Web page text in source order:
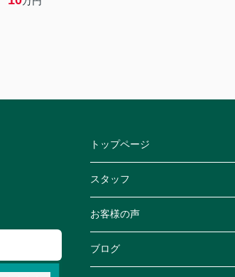
トップページ
スタッフ
お客様の声
ブログ